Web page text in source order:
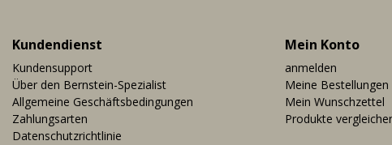
Kundendienst
Kundensupport
Über den Bernstein-Spezialist
Allgemeine Geschäftsbedingungen
Zahlungsarten
Datenschutzrichtlinie
Mein Konto
anmelden
Meine Bestellungen
Mein Wunschzettel
Produkte